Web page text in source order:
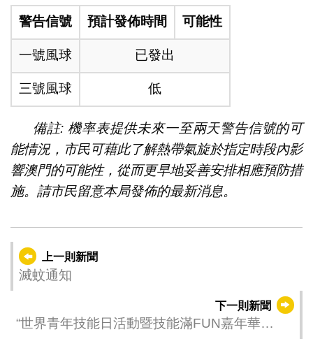
警告信號 預計發佈時間 可能性
一號風球 已發出
三號風球 低
備註: 機率表提供未來一至兩天警告信號的可
能情況，市民可藉此了解熱帶氣旋於指定時段內影
響澳門的可能性，從而更早地妥善安排相應預防措
施。請市民留意本局發佈的最新消息。
上一則新聞
滅蚊通知
下一則新聞
“世界青年技能日活動暨技能滿FUN嘉年華